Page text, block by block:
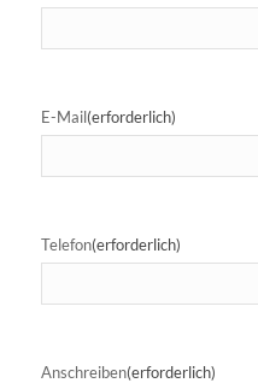
E-Mail(erforderlich)
Telefon(erforderlich)
Anschreiben(erforderlich)